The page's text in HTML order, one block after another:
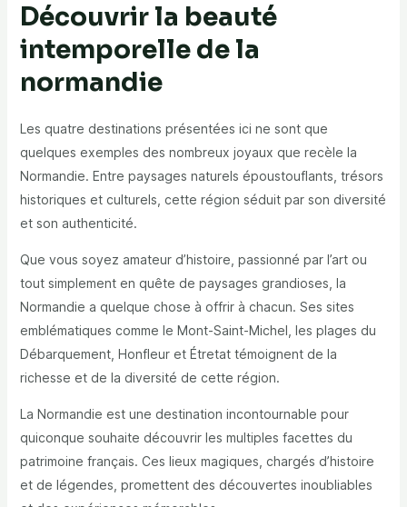
Découvrir la beauté
intemporelle de la
normandie
Les quatre destinations présentées ici ne sont que
quelques exemples des nombreux joyaux que recèle la
Normandie. Entre paysages naturels époustouflants, trésors
historiques et culturels, cette région séduit par son diversité
et son authenticité.
Que vous soyez amateur d’histoire, passionné par l’art ou
tout simplement en quête de paysages grandioses, la
Normandie a quelque chose à offrir à chacun. Ses sites
emblématiques comme le Mont-Saint-Michel, les plages du
Débarquement, Honfleur et Étretat témoignent de la
richesse et de la diversité de cette région.
La Normandie est une destination incontournable pour
quiconque souhaite découvrir les multiples facettes du
patrimoine français. Ces lieux magiques, chargés d’histoire
et de légendes, promettent des découvertes inoubliables